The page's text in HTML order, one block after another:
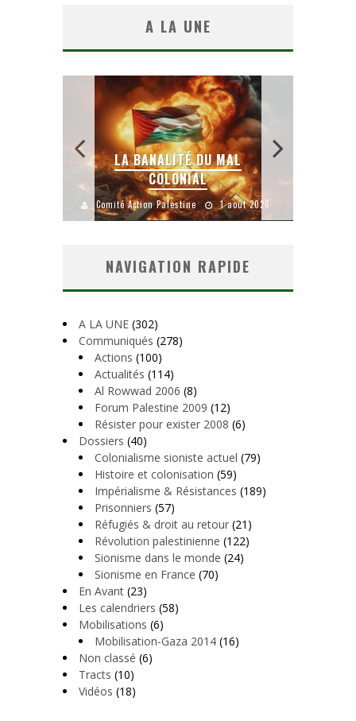
A LA UNE
LA BANALITÉ DU MAL
COLONIAL
Comité Action Palestine 1 août 2026
NAVIGATION RAPIDE
A LA UNE (302)
Communiqués (278)
Actions (100)
Actualités (114)
Al Rowwad 2006 (8)
Forum Palestine 2009 (12)
Résister pour exister 2008 (6)
Dossiers (40)
Colonialisme sioniste actuel (79)
Histoire et colonisation (59)
Impérialisme & Résistances (189)
Prisonniers (57)
Réfugiés & droit au retour (21)
Révolution palestinienne (122)
Sionisme dans le monde (24)
Sionisme en France (70)
En Avant (23)
Les calendriers (58)
Mobilisations (6)
Mobilisation-Gaza 2014 (16)
Non classé (6)
Tracts (10)
Vidéos (18)